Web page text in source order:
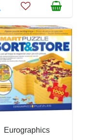
Eurographics